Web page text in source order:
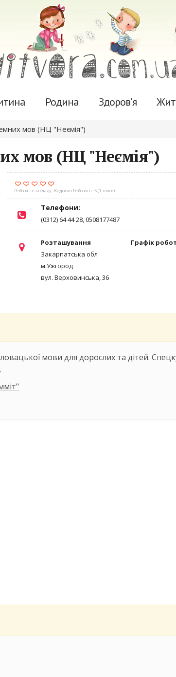
Родина Здоров'я
мов (НЦ "Неємія")
мов (НЦ "Неємія")
Рейтинг закладу:Жодного Рейтинг: 5(1 голос)
Телефони:
(0312) 64 44 28, 0508177487
Розташування
Закарпатська обл
м.Ужгород
вул. Верховинська, 36
Графік
мови для дорослих та дітей.